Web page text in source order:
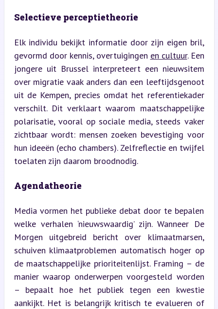
Selectieve perceptietheorie
Elk individu bekijkt informatie door zijn eigen bril,
gevormd door kennis, overtuigingen en cultuur. Een
jongere uit Brussel interpreteert een nieuwsitem
over migratie vaak anders dan een leeftijdsgenoot
uit de Kempen, precies omdat het referentiekader
verschilt. Dit verklaart waarom maatschappelijke
polarisatie, vooral op sociale media, steeds vaker
zichtbaar wordt: mensen zoeken bevestiging voor
hun ideeën (echo chambers). Zelfreflectie en twijfel
toelaten zijn daarom broodnodig.
Agendatheorie
Media vormen het publieke debat door te bepalen
welke verhalen ‘nieuwswaardig’ zijn. Wanneer De
Morgen uitgebreid bericht over klimaatmarsen,
schuiven klimaatproblemen automatisch hoger op
de maatschappelijke prioriteitenlijst. Framing – de
manier waarop onderwerpen voorgesteld worden
– bepaalt hoe het publiek tegen een kwestie
aankijkt. Het is belangrijk kritisch te evalueren of